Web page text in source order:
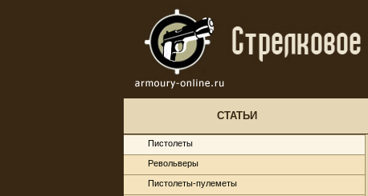
СТАТЬИ
Пистолеты
Револьверы
Пистолеты-пулеметы